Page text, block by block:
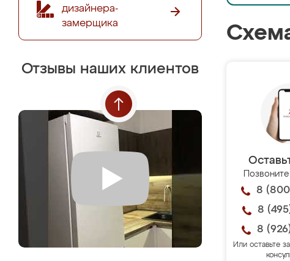
дизайнера-
замерщика
Отзывы наших клиентов
8
8
8
Или оставьте